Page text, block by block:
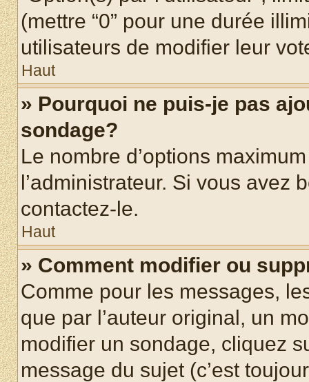
(mettre “0” pour une durée
utilisateurs de modifier leur
Haut
» Pourquoi ne puis-je pas
sondage?
Le nombre d’options
l’administrateur. Si vous avez
contactez-le.
Haut
» Comment modifier ou
Comme pour les messages,
que par l’auteur original, un
modifier un sondage, cliquez
message du sujet (c’est